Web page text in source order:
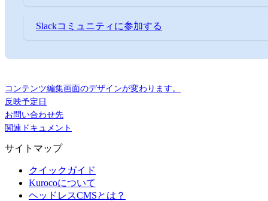
Slackコミュニティに参加する
コンテンツ編集画面のデザインが変わります。
反映予定日
お問い合わせ先
関連ドキュメント
サイトマップ
クイックガイド
Kurocoについて
ヘッドレスCMSとは？